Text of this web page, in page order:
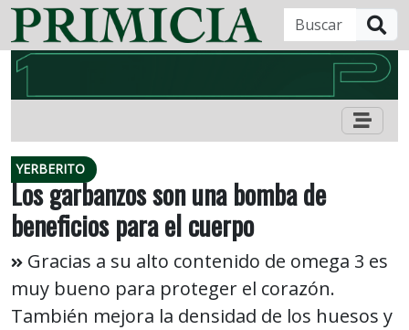
YERBERITO
Los garbanzos son una bomba de
beneficios para el cuerpo
Gracias a su alto contenido de omega 3 es
muy bueno para proteger el corazón.
También mejora la densidad de los huesos y